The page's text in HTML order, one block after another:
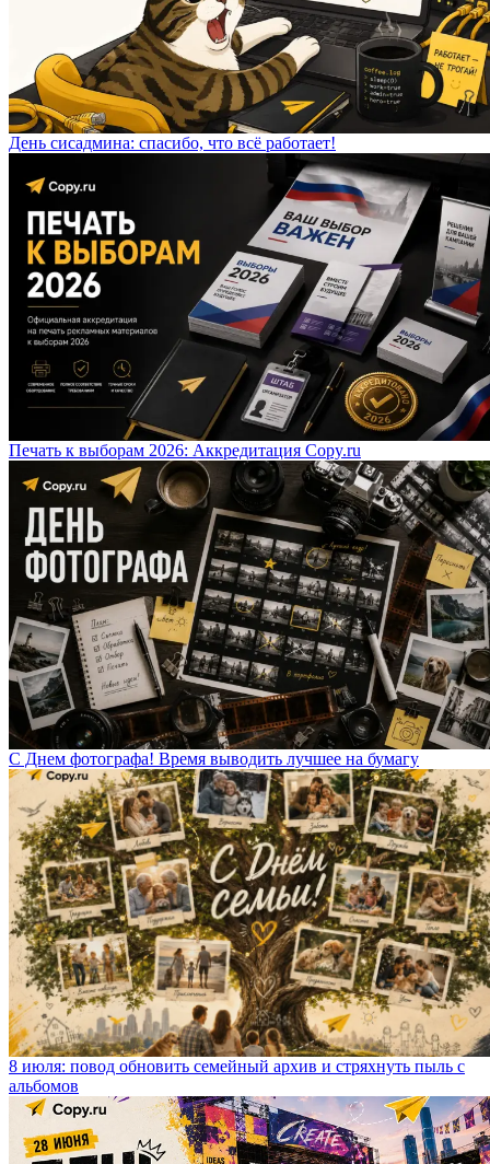
День сисадмина: спасибо, что всё работает!
Печать к выборам 2026: Аккредитация Copy.ru
С Днем фотографа! Время выводить лучшее на бумагу
8 июля: повод обновить семейный архив и стряхнуть пыль с
альбомов